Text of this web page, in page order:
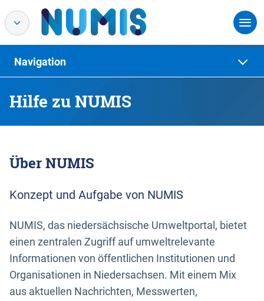
Hilfe zu NUMIS
Navigation
Über NUMIS
Konzept und Aufgabe von NUMIS
NUMIS, das niedersächsische Umweltportal, bietet
einen zentralen Zugriff auf umweltrelevante
Informationen von öffentlichen Institutionen und
Organisationen in Niedersachsen. Mit einem Mix
aus aktuellen Nachrichten, Messwerten,